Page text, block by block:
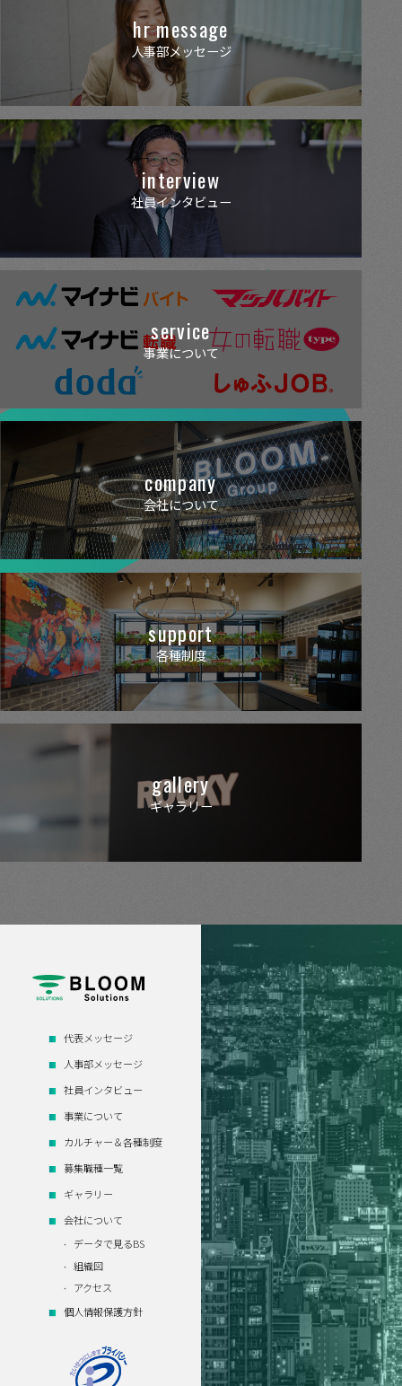
hr message
人事部メッセージ
interview
社員インタビュー
service
事業について
company
会社について
support
各種制度
gallery
ギャラリー
代表メッセージ
人事部メッセージ
社員インタビュー
事業について
カルチャー＆各種制度
募集職種一覧
ギャラリー
会社について
データで見るBS
組織図
アクセス
個人情報保護方針